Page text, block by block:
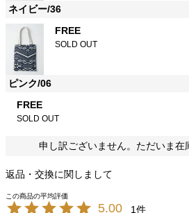
ネイビー/36
FREE
SOLD OUT
ピンク/06
FREE
SOLD OUT
申し訳ございません。ただいま在
返品・交換に関しまして
5.00 1